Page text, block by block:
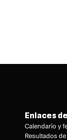
Enlaces
Calendario y
Resultados